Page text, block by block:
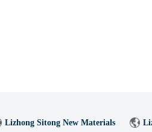
Lizhong Sitong New Materials